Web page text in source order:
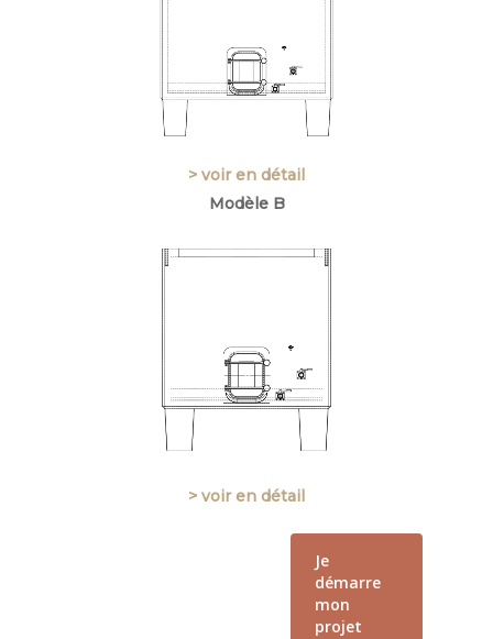
> voir en détail
Modèle B
> voir en détail
Je
démarre
mon
projet